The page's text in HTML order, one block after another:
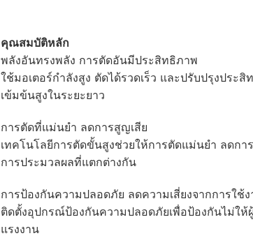
คุณสมบัติหลัก
พลังอันทรงพลัง การตัดอันมีประสิทธิภาพ
ใช้มอเตอร์กำลังสูง ตัดได้รวดเร็ว และปรับปรุงปร
เข้มข้นสูงในระยะยาว
การตัดที่แม่นยำ ลดการสูญเสีย
เทคโนโลยีการตัดขั้นสูงช่วยให้การตัดแม่นยำ ลดก
การประมวลผลที่แตกต่างกัน
การป้องกันความปลอดภัย ลดความเสี่ยงจากการใช้
ติดตั้งอุปกรณ์ป้องกันความปลอดภัยเพื่อป้องกันไม่ใ
แรงงาน